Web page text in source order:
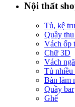
Nội thất
Tủ, kệ
Quầy thu
Vách ốp
Chữ 3D
Vách
Tủ nhiều
Bàn làm
Quầy bar
Ghế